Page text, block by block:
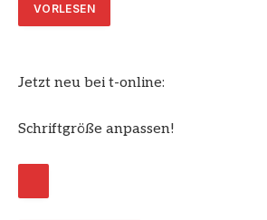
VORLESEN
Jetzt neu bei t-online:
Schriftgröße anpassen!